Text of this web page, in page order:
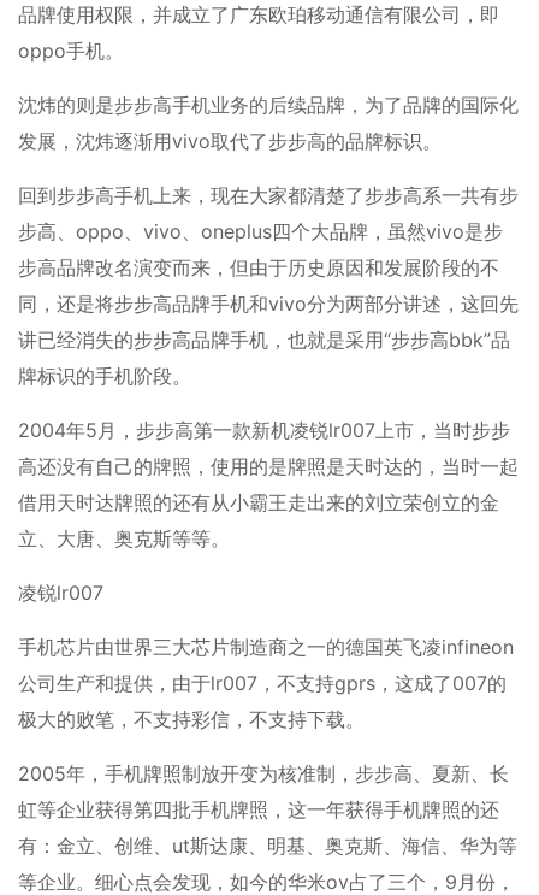
品牌使用权限，并成立了广东欧珀移动通信有限公司，即
oppo手机。
沈炜的则是步步高手机业务的后续品牌，为了品牌的国际化
发展，沈炜逐渐用vivo取代了步步高的品牌标识。
回到步步高手机上来，现在大家都清楚了步步高系一共有步
步高、oppo、vivo、oneplus四个大品牌，虽然vivo是步
步高品牌改名演变而来，但由于历史原因和发展阶段的不
同，还是将步步高品牌手机和vivo分为两部分讲述，这回先
讲已经消失的步步高品牌手机，也就是采用“步步高bbk”品
牌标识的手机阶段。
2004年5月，步步高第一款新机凌锐lr007上市，当时步步
高还没有自己的牌照，使用的是牌照是天时达的，当时一起
借用天时达牌照的还有从小霸王走出来的刘立荣创立的金
立、大唐、奥克斯等等。
凌锐lr007
手机芯片由世界三大芯片制造商之一的德国英飞凌infineon
公司生产和提供，由于lr007，不支持gprs，这成了007的
极大的败笔，不支持彩信，不支持下载。
2005年，手机牌照制放开变为核准制，步步高、夏新、长
虹等企业获得第四批手机牌照，这一年获得手机牌照的还
有：金立、创维、ut斯达康、明基、奥克斯、海信、华为等
等企业。细心点会发现，如今的华米ov占了三个，9月份，